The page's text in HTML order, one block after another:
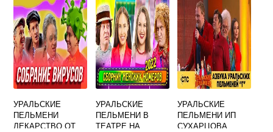
УРАЛЬСКИЕ
ПЕЛЬМЕНИ
ЛЕКАРСТВО ОТ
УРАЛЬСКИЕ
ПЕЛЬМЕНИ В
ТЕАТРЕ НА
УРАЛЬСКИЕ
ПЕЛЬМЕНИ ИП
СУХАРЦОВА